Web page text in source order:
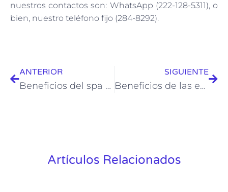
nuestros contactos son: WhatsApp (222-128-5311), o
bien, nuestro teléfono fijo (284-8292).
ANTERIOR
Beneficios del spa para parejas. Parte I
SIGUIENTE
Beneficios de las envolturas purificantes
Artículos Relacionados